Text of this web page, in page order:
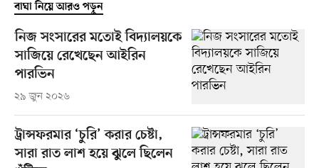
বাঘা নিয়ে আরও পড়ুন
নিজ সংসারের মতোই বিদ্যালয়কে
সাজিয়ে রেখেছেন আইরিন
পারভিন
২৯ জুন ২০২৬
ট্রান্সফরমার ‘চুরি’ করার চেষ্টা,
সারা রাত লাশ হয়ে ঝুলে ছিলেন